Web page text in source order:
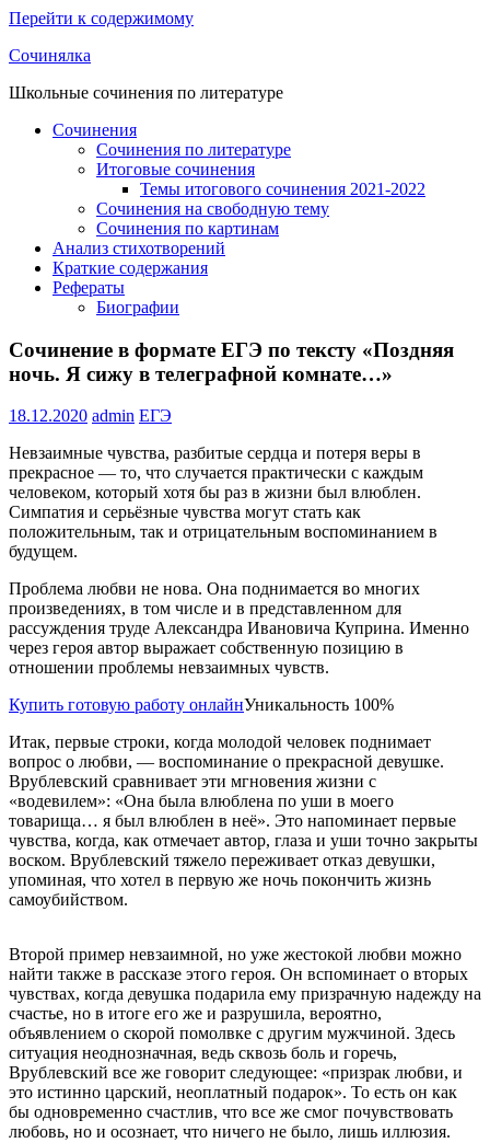
Перейти к содержимому
Сочинялка
Школьные сочинения по литературе
Сочинения
Сочинения по литературе
Итоговые сочинения
Темы итогового сочинения 2021-2022
Сочинения на свободную тему
Сочинения по картинам
Анализ стихотворений
Краткие содержания
Рефераты
Биографии
Сочинение в формате ЕГЭ по тексту «Поздняя
ночь. Я сижу в телеграфной комнате…»
18.12.2020 admin ЕГЭ
Невзаимные чувства, разбитые сердца и потеря веры в
прекрасное — то, что случается практически с каждым
человеком, который хотя бы раз в жизни был влюблен.
Симпатия и серьёзные чувства могут стать как
положительным, так и отрицательным воспоминанием в
будущем.
Проблема любви не нова. Она поднимается во многих
произведениях, в том числе и в представленном для
рассуждения труде Александра Ивановича Куприна. Именно
через героя автор выражает собственную позицию в
отношении проблемы невзаимных чувств.
Купить готовую работу онлайнУникальность 100%
Итак, первые строки, когда молодой человек поднимает
вопрос о любви, — воспоминание о прекрасной девушке.
Врублевский сравнивает эти мгновения жизни с
«водевилем»: «Она была влюблена по уши в моего
товарища… я был влюблен в неё». Это напоминает первые
чувства, когда, как отмечает автор, глаза и уши точно закрыты
воском. Врублевский тяжело переживает отказ девушки,
упоминая, что хотел в первую же ночь покончить жизнь
самоубийством.
Второй пример невзаимной, но уже жестокой любви можно
найти также в рассказе этого героя. Он вспоминает о вторых
чувствах, когда девушка подарила ему призрачную надежду на
счастье, но в итоге его же и разрушила, вероятно,
объявлением о скорой помолвке с другим мужчиной. Здесь
ситуация неоднозначная, ведь сквозь боль и горечь,
Врублевский все же говорит следующее: «призрак любви, и
это истинно царский, неоплатный подарок». То есть он как
бы одновременно счастлив, что все же смог почувствовать
любовь, но и осознает, что ничего не было, лишь иллюзия.